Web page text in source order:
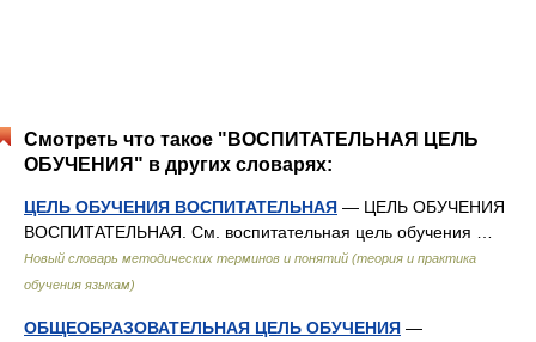
Смотреть что такое "ВОСПИТАТЕЛЬНАЯ ЦЕЛЬ
ОБУЧЕНИЯ" в других словарях:
ЦЕЛЬ ОБУЧЕНИЯ ВОСПИТАТЕЛЬНАЯ — ЦЕЛЬ ОБУЧЕНИЯ
ВОСПИТАТЕЛЬНАЯ. См. воспитательная цель обучения …
Новый словарь методических терминов и понятий (теория и практика
обучения языкам)
ОБЩЕОБРАЗОВАТЕЛЬНАЯ ЦЕЛЬ ОБУЧЕНИЯ —